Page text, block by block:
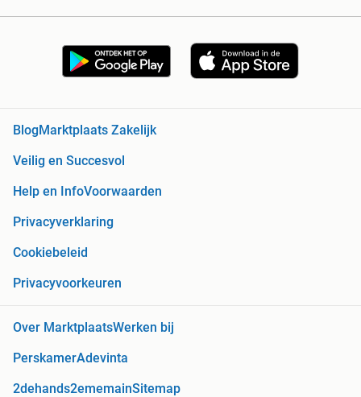
BlogMarktplaats Zakelijk
Veilig en Succesvol
Help en InfoVoorwaarden
Privacyverklaring
Cookiebeleid
Privacyvoorkeuren
Over MarktplaatsWerken bij
PerskamerAdevinta
2dehands2ememainSitemap